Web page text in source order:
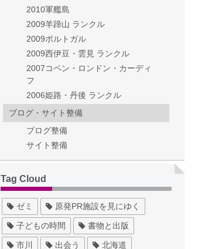
2010軍艦島
2009羊蹄山 ランクル
2009ポルトガル
2009西伊豆・雲見 ランクル
2007コペン・ロンドン・カーディ
フ
2006姫路・丹後 ランクル
ブログ・サイト整備
ブログ整備
サイト整備
Tag Cloud
ゼミ 原発PR施設を見にゆく
子どもの時間 書物と出版
市川 出会う 北海道